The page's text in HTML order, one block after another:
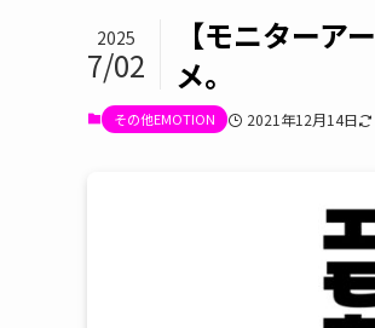
【モニターア
メ。
2025
7/02
その他EMOTION 2021年12月14日